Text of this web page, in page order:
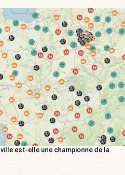
ville est-elle une championne de la